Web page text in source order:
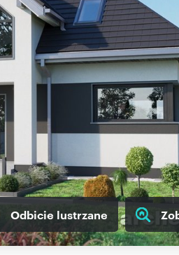
Odbicie lustrzane